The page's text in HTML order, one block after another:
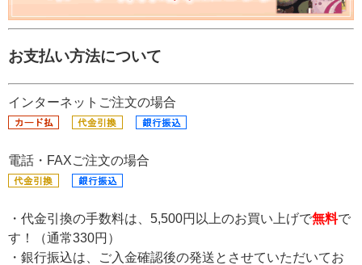
お支払い方法について
インターネットご注文の場合
電話・FAXご注文の場合
・代金引換の手数料は、5,500円以上のお買い上げで無料で
す！（通常330円）
・銀行振込は、ご入金確認後の発送とさせていただいてお